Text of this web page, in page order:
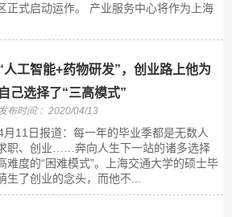
正式启动运作。 产业服务中心将作为上海
人工智能+药物研发”，创业路上他为
自己选择了“三高模式”
布时间:：2020/04/13
月11日报道：每一年的毕业季都是无数人
职、创业……奔向人生下一站的诸多选择
难度的“困难模式”。上海交通大学的硕士毕
生了创业的念头，而他不...